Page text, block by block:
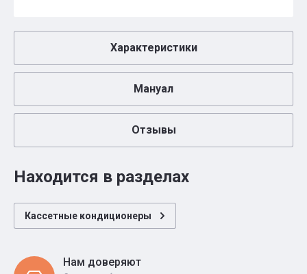
Характеристики
Мануал
Отзывы
Находится в разделах
Кассетные кондиционеры
Нам доверяют